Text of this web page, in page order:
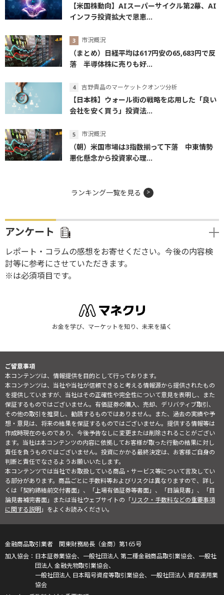
【米国株動向】AIスーパーサイクル第2幕、AI
インフラ投資拡大で恩恵...
市況概況
（まとめ）日経平均は617円安の65,683円で反
落 半導体株に売りも好...
吉野貴晶のマーケットクオンツ分析
【日本株】ウォール街の戦略を応用した「良い
会社を安く買う」投資法...
市況概況
（朝）米国市場は3指数揃って下落 中東情勢
悪化懸念から投資家心理...
ランキング一覧を見る
アンケート
レポート・コラムの感想をお寄せください。今後の内容検
討等に参考にさせていただきます。
※は必須項目です。
お金を学び、マーケットを知り、未来を描く
ご留意事項
本コンテンツは、情報提供を目的として行っております。
本コンテンツは、当社や当社が信頼できると考える情報源から提供されたもの
を提供していますが、当社はその正確性や完全性について意見を表明し、また
保証するものではございません。有価証券の購入、売却、デリバティブ取引、
その他の取引を推奨し、勧誘するものではありません。また、過去の実績や予
想・意見は、将来の結果を保証するものではございません。提供する情報等は
作成時現在のものであり、今後予告なしに変更または削除されることがござい
ます。当社は本コンテンツの内容に依拠してお客様が取った行動の結果に対し
責任を負うものではございません。投資にかかる最終決定は、お客様ご自身の
判断と責任でなさるようお願いいたします。
本コンテンツでは当社でお取扱している商品・サービス等について言及してい
る部分があります。商品ごとに手数料等およびリスクは異なりますので、詳し
くは「契約締結前交付書面」、「上場有価証券等書面」、「目論見書」、「目
論見書補完書面」または当社ウェブサイトの「リスク・手数料などの重要事項
に関する説明」をよくお読みください。
金融商品取引業者 関東財務局長（金商）第165号
日本証券業協会、一般社団法人 第二種金融商品取引業協会、一般社
団法人 金融先物取引業協会、
一般社団法人 日本暗号資産等取引業協会、一般社団法人 資産運用業
協会